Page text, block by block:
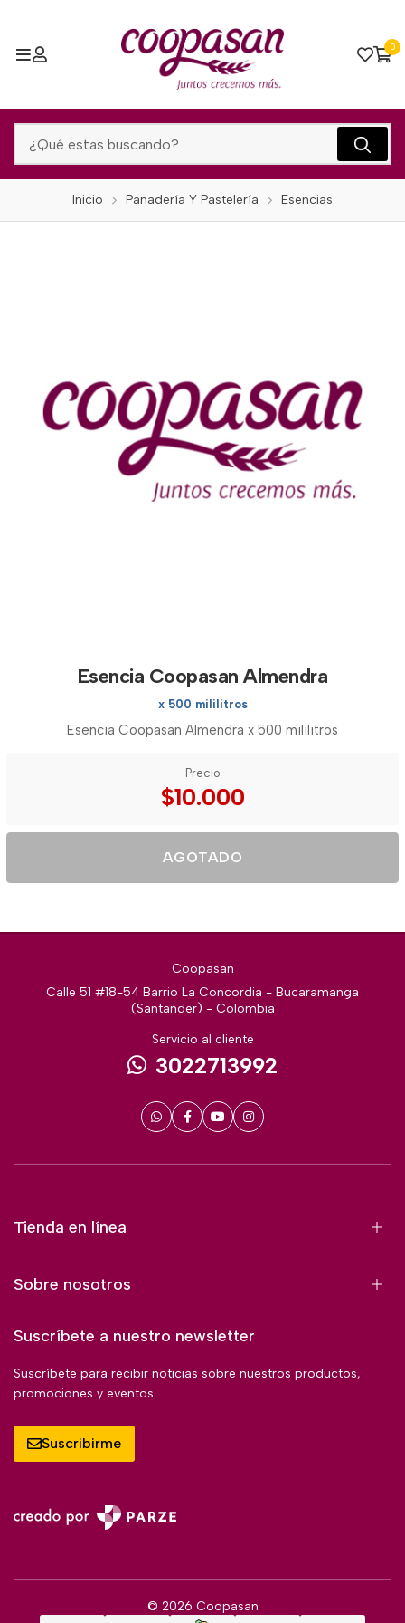
0
Inicio Panadería Y Pastelería Esencias
Esencia Coopasan Almendra
x 500 mililitros
Esencia Coopasan Almendra x 500 mililitros
Precio
$10.000
AGOTADO
Coopasan
Calle 51 #18-54 Barrio La Concordia - Bucaramanga
(Santander) - Colombia
Servicio al cliente
3022713992
Tienda en línea
Sobre nosotros
Suscríbete a nuestro newsletter
Suscríbete para recibir noticias sobre nuestros productos,
promociones y eventos.
Suscribirme
© 2026 Coopasan